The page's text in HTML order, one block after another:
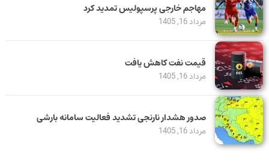
مهاجم خارجی پرسپولیس تمدید کرد
مرداد 16, 1405
قیمت نفت کاهش یافت
مرداد 16, 1405
صدور هشدار نارنجی تشدید فعالیت سامانه بارشی
مرداد 16, 1405